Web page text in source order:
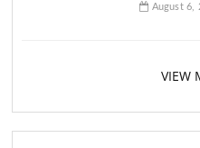
August 6,
VIEW